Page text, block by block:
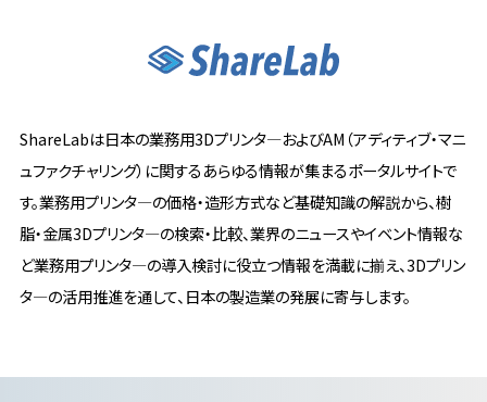
ShareLabは日本の業務用3Dプリンタ―およびAM（アディティブ・マニ
ュファクチャリング）に関するあらゆる情報が集まるポータルサイトで
す。業務用プリンタ―の価格・造形方式など基礎知識の解説から、樹
脂・金属3Dプリンタ―の検索・比較、業界のニュースやイベント情報な
ど業務用プリンタ―の導入検討に役立つ情報を満載に揃え、3Dプリン
タ―の活用推進を通して、日本の製造業の発展に寄与します。